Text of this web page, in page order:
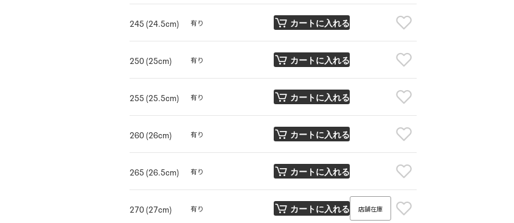
245 (24.5cm) 有り カートに入れる
250 (25cm) 有り カートに入れる
255 (25.5cm) 有り カートに入れる
260 (26cm) 有り カートに入れる
265 (26.5cm) 有り カートに入れる
270 (27cm) 有り カートに入れる 店舗在庫